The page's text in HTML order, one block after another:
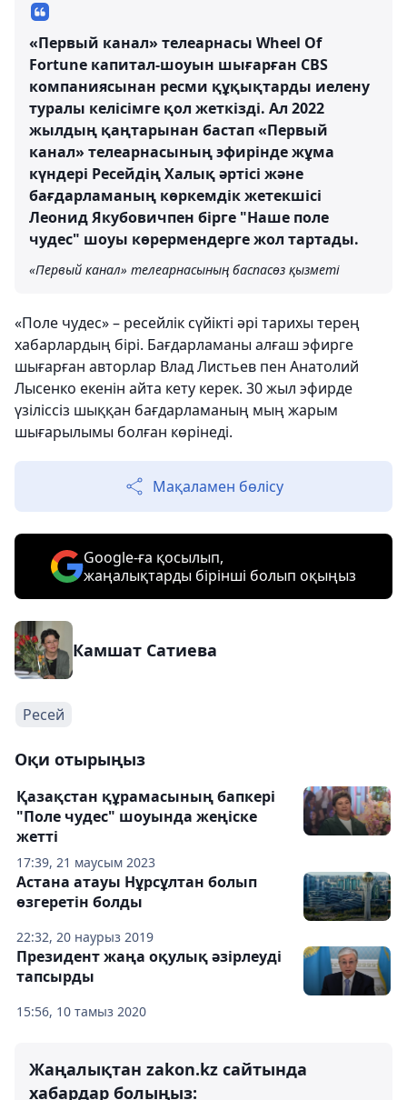
«Первый канал» телеарнасы Wheel Of
Fortune капитал-шоуын шығарған CBS
компаниясынан ресми құқықтарды иелену
туралы келісімге қол жеткізді. Ал 2022
жылдың қаңтарынан бастап «Первый
канал» телеарнасының эфирінде жұма
күндері Ресейдің Халық әртісі және
бағдарламаның көркемдік жетекшісі
Леонид Якубовичпен бірге "Наше поле
чудес" шоуы көрермендерге жол тартады.
«Первый канал» телеарнасының баспасөз қызметі
«Поле чудес» – ресейлік сүйікті әрі тарихы терең
хабарлардың бірі. Бағдарламаны алғаш эфирге
шығарған авторлар Влад Листьев пен Анатолий
Лысенко екенін айта кету керек. 30 жыл эфирде
үзіліссіз шыққан бағдарламаның мың жарым
шығарылымы болған көрінеді.
Мақаламен бөлісу
Google-ға қосылып,
жаңалықтарды бірінші болып оқыңыз
Камшат Сатиева
Ресей
Оқи отырыңыз
17:39, 21 маусым 2023
Қазақстан құрамасының бапкері
"Поле чудес" шоуында жеңіске
жетті
22:32, 20 наурыз 2019
Астана атауы Нұрсұлтан болып
өзгеретін болды
15:56, 10 тамыз 2020
Президент жаңа оқулық әзірлеуді
тапсырды
Жаңалықтан zakon.kz сайтында
хабардар болыңыз: